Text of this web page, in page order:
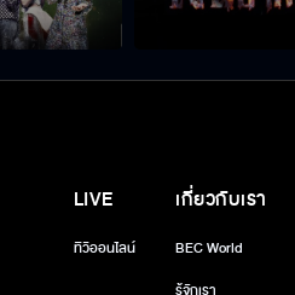
LIVE
ทีวีออนไลน์
เกี่ยวกับเรา
BEC World